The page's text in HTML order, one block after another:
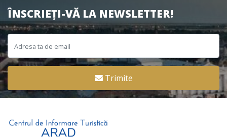
ÎNSCRIEȚI-VĂ LA NEWSLETTER!
Trimite